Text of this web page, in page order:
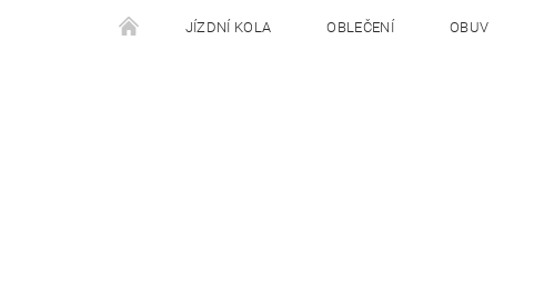
JÍZDNÍ KOLA OBLEČENÍ OBUV